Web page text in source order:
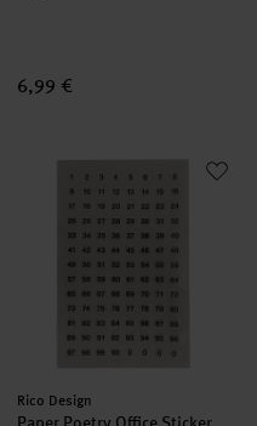
6,99 €
Paper Poetry Office
Hersteller:
Rico Design